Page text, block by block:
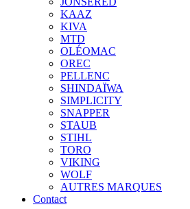
KAAZ
KIVA
MTD
OLÉOMAC
OREC
PELLENC
SHINDAÏWA
SIMPLICITY
SNAPPER
STAUB
STIHL
TORO
VIKING
WOLF
AUTRES MARQUES
Contact